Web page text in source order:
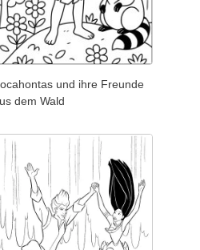
und ihre Freunde
dem Wald